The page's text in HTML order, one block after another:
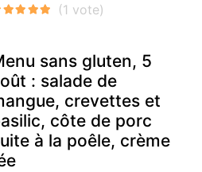
sans gluten, 5
: salade de
crevettes et
côte de porc
à la poêle, crème